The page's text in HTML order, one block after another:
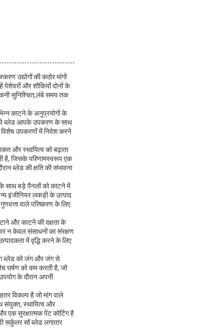
उद्योगों की कठोर मांगों
और शौकियों दोनों के
सुनिश्चित,लंबे समय तक
काटने के अनुप्रयोगों के
ये ब्लेड आपके उपकरण के साथ
विशेष उपकरणों में निवेश करने
और स्थायित्व को बढ़ाता
है, जिसके परिणामस्वरूप एक
ब्लेड की क्षति की संभावना
साथ बड़े पैनलों को काटने में
इंजीनियर लकड़ी के उत्पाद
वाले परिष्करण के लिए
और काटने की दक्षता के
न केवल संसाधनों का संरक्षण
में वृद्धि करने के लिए
ब्लेड को जंग और जंग से
घर्षण को कम करती है, जो
के दौरान अपनी
विकल्प है जो मांग वाले
संयुक्त, स्थायित्व और
सुरक्षात्मक पेंट कोटिंग है
सर्कुलर सॉ ब्लेड लगातार